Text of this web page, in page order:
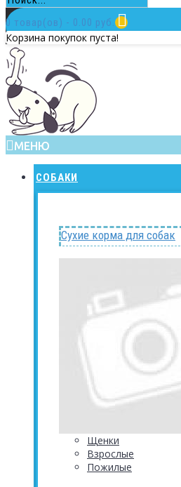
0 товар(ов) - 0.00 руб.
Корзина покупок пуста!
МЕНЮ
СОБАКИ
Сухие корма для собак
Щенки
Взрослые
Пожилые